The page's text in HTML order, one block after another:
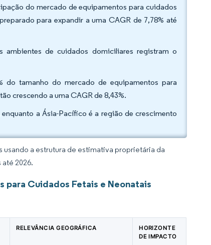
do mercado de equipamentos para cuidados
para expandir a uma CAGR de 7,78% até
ambientes de cuidados domiciliares registram o
do tamanho do mercado de equipamentos para
crescendo a uma CAGR de 8,43%.
a Ásia-Pacífico é a região de crescimento
a estrutura de estimativa proprietária da
2026.
para Cuidados Fetais e Neonatais
RELEVÂNCIA GEOGRÁFICA
HORIZONTE
DE IMPACTO